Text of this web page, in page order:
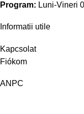
Program: Luni-Vineri
Informatii utile
Kapcsolat
Fiókom
ANPC